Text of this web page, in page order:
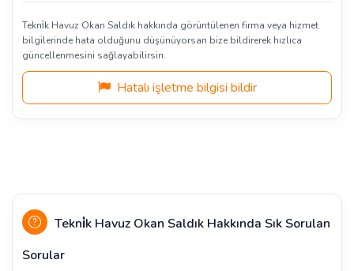
Tekni̇k Havuz Okan Saldık hakkında görüntülenen firma veya hizmet
bilgilerinde hata olduğunu düşünüyorsan bize bildirerek hızlıca
güncellenmesini sağlayabilirsin.
Hatalı işletme bilgisi bildir
Tekni̇k Havuz Okan Saldık Hakkında Sık Sorulan
Sorular